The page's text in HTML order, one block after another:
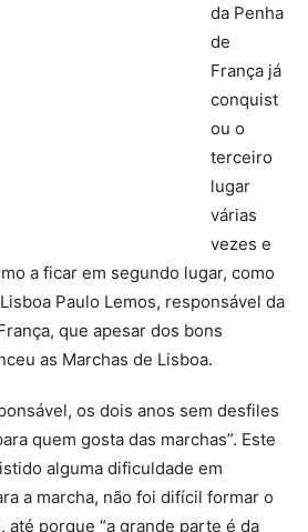
da Penha
de
França já
conquist
ou o
terceiro
lugar
várias
vezes e
a ficar em segundo lugar, como
Paulo Lemos, responsável da
que apesar dos bons
as Marchas de Lisboa.
os dois anos sem desfiles
quem gosta das marchas”. Este
alguma dificuldade em
a marcha, não foi difícil formar o
até porque “a grande parte é da